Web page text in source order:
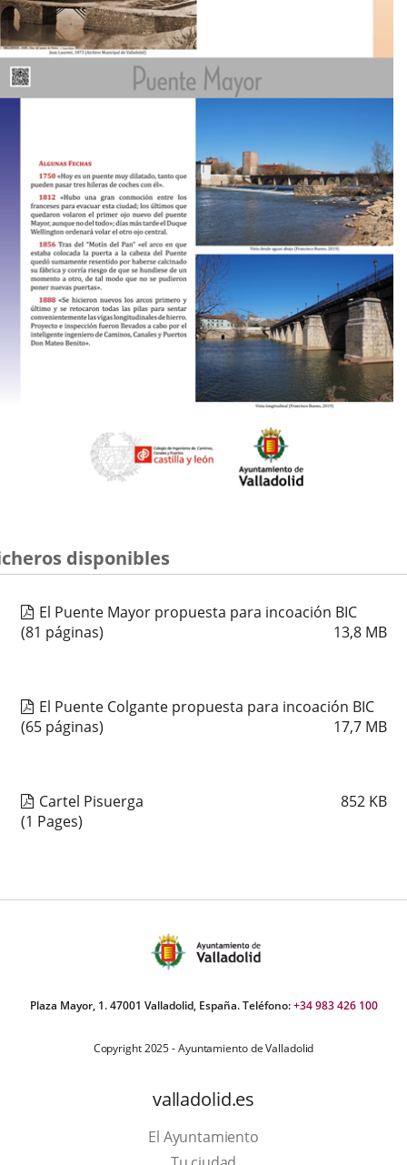
disponibles
El Puente Mayor propuesta para incoación BIC
13,8 MB
(81 páginas)
El Puente Colgante propuesta para incoación BIC
17,7 MB
(65 páginas)
Cartel Pisuerga 852 KB
(1 Pages)
Plaza Mayor, 1. 47001 Valladolid, España. Teléfono:+34 983 426 100
Copyright 2025 - Ayuntamiento de Valladolid
valladolid.es
El Ayuntamiento